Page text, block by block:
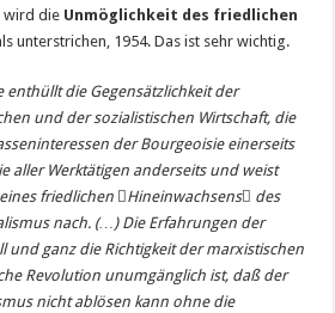
wird die Unmöglichkeit des friedlichen
unterstrichen, 1954. Das ist sehr wichtig.
enthüllt die Gegensätzlichkeit der
und der sozialistischen Wirtschaft, die
der Bourgeoisie einerseits
aller Werktätigen anderseits und weist
friedlichen Hineinwachsens des
nach. (…) Die Erfahrungen der
und ganz die Richtigkeit der marxistischen
Revolution unumgänglich ist, daß der
nicht ablösen kann ohne die